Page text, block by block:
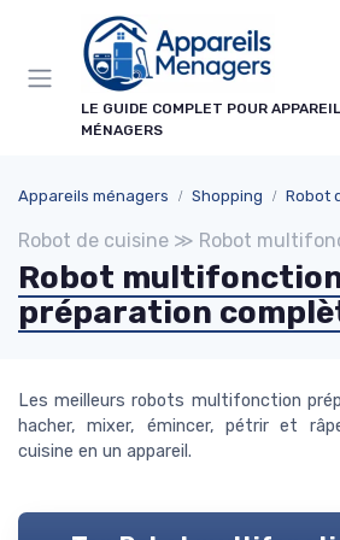
LE GUIDE COMPLET POUR
MÉNAGERS
Appareils ménagers Shopping Robot
Robot de cuisine ≫ Robot
Robot
préparation
Les meilleurs robots multifonction
hacher, mixer, émincer, pétrir et
cuisine en un appareil.
→ Je m'abonne
Panneau de gestion des cookies